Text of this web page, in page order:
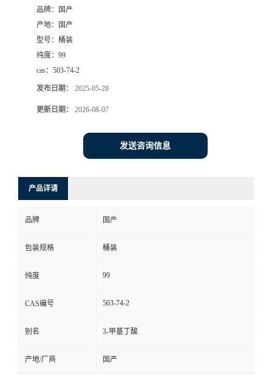
品牌：
国产
产地：
国产
型号： 桶装
纯度： 99
cas： 503-74-2
发布日期： 2025-05-28
更新日期： 2026-08-07
发送咨询信息
产品详请
品牌 国产
包装规格 桶装
纯度 99
CAS编号 503-74-2
别名 3-甲基丁酸
产地/厂商 国产